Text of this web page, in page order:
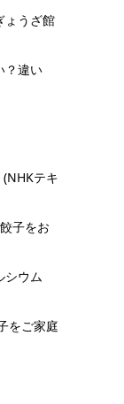
ょうざ館
？違い
(NHKテキ
子をお
シウム
をご家庭